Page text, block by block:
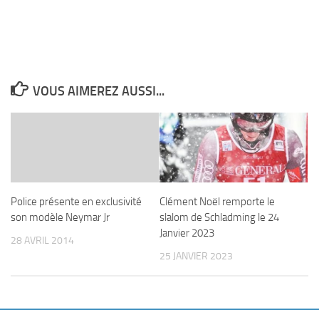
VOUS AIMEREZ AUSSI...
Police présente en exclusivité
son modèle Neymar Jr
28 AVRIL 2014
Clément Noël remporte le
slalom de Schladming le 24
Janvier 2023
25 JANVIER 2023